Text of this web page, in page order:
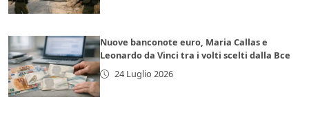
Nuove banconote euro, Maria Callas e
Leonardo da Vinci tra i volti scelti dalla Bce
24 Luglio 2026